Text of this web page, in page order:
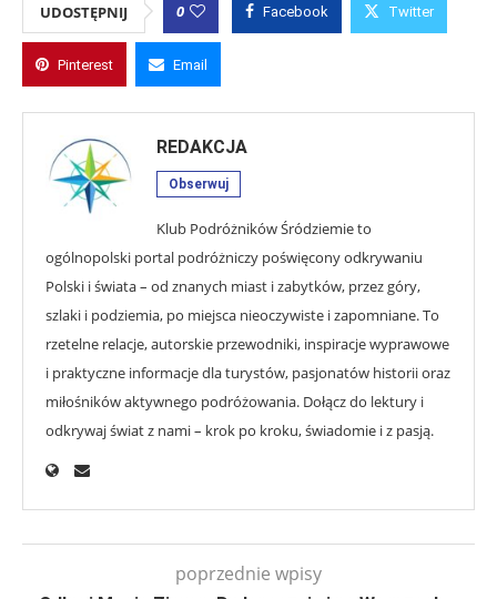
UDOSTĘPNIJ 0 Facebook Twitter
Pinterest Email
REDAKCJA
Obserwuj
Klub Podróżników Śródziemie to
ogólnopolski portal podróżniczy poświęcony odkrywaniu
Polski i świata – od znanych miast i zabytków, przez góry,
szlaki i podziemia, po miejsca nieoczywiste i zapomniane. To
rzetelne relacje, autorskie przewodniki, inspiracje wyprawowe
i praktyczne informacje dla turystów, pasjonatów historii oraz
miłośników aktywnego podróżowania. Dołącz do lektury i
odkrywaj świat z nami – krok po kroku, świadomie i z pasją.
poprzednie wpisy